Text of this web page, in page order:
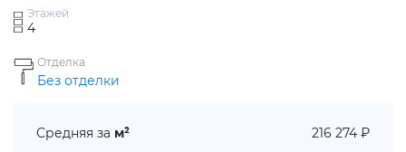
Этажей
4
Отделка
Без отделки
Средняя за м² 216 274 ₽